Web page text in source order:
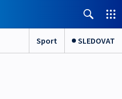
Sport SLEDOVAT